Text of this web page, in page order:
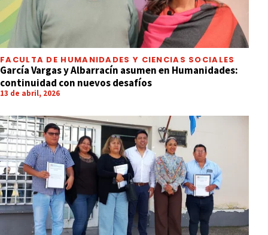
FACULTA DE HUMANIDADES Y CIENCIAS SOCIALES
García Vargas y Albarracín asumen en Humanidades:
continuidad con nuevos desafíos
13 de abril, 2026